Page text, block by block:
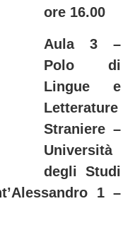
ore 16.00
Aula 3 –
Polo di
Lingue e
Letterature
Straniere –
Università
degli Studi
1 –